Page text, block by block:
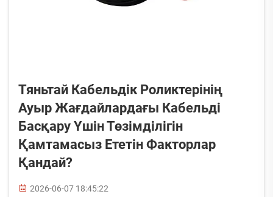
Тяньтай Кабельдік Роликтерінің
Ауыр Жағдайлардағы Кабельді
Басқару Үшін Төзімділігін
Қамтамасыз Ететін Факторлар
Қандай?
2026-06-07 18:45:22